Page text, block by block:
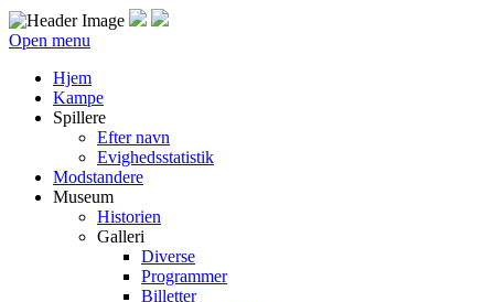
Open menu
Hjem
Kampe
Spillere
Efter navn
Evighedsstatistik
Modstandere
Museum
Historien
Galleri
Diverse
Programmer
Billetter